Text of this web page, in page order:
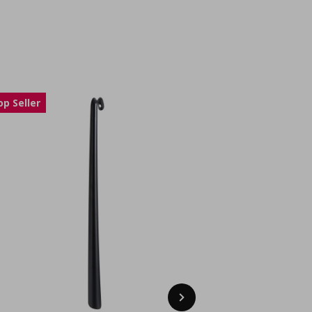
Seller
Next